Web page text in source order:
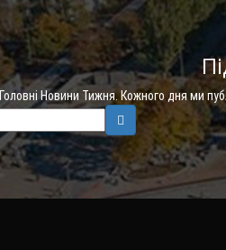
Головні Новини Тижня. Кожного дня ми